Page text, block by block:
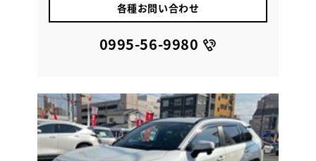
各種お問い合わせ
0995-56-9980